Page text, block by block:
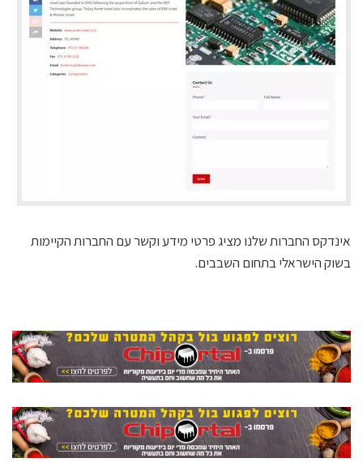
אינדקס החברות שלנו מציג פרטי מידע וקשר עם החברות הקיימות
בשוק הישראלי בתחום השבבים.